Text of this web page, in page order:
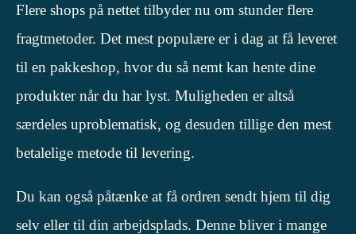
Flere shops på nettet tilbyder nu om stunder flere
fragtmetoder. Det mest populære er i dag at få leveret
til en pakkeshop, hvor du så nemt kan hente dine
produkter når du har lyst. Muligheden er altså
særdeles uproblematisk, og desuden tillige den mest
betalelige metode til levering.
Du kan også påtænke at få ordren sendt hjem til dig
selv eller til din arbejdsplads. Denne bliver i mange